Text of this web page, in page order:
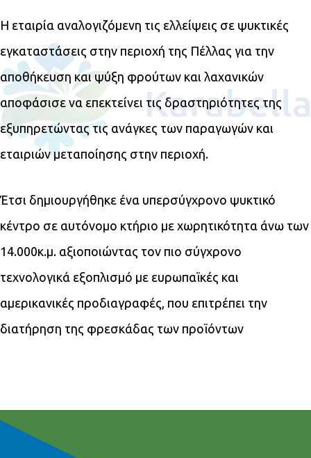
Η εταιρία αναλογιζόμενη τις ελλείψεις σε ψυκτικές
εγκαταστάσεις στην περιοχή της Πέλλας για την
αποθήκευση και ψύξη φρούτων και λαχανικών
αποφάσισε να επεκτείνει τις δραστηριότητες της
εξυπηρετώντας τις ανάγκες των παραγωγών και
εταιριών μεταποίησης στην περιοχή.
Έτσι δημιουργήθηκε ένα υπερσύγχρονο ψυκτικό
κέντρο σε αυτόνομο κτήριο με χωρητικότητα άνω των
14.000κ.μ. αξιοποιώντας τον πιο σύγχρονο
τεχνολογικά εξοπλισμό με ευρωπαϊκές και
αμερικανικές προδιαγραφές, που επιτρέπει την
διατήρηση της φρεσκάδας των προϊόντων